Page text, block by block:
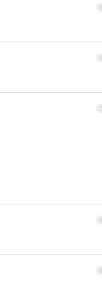
5
6
7
8
9